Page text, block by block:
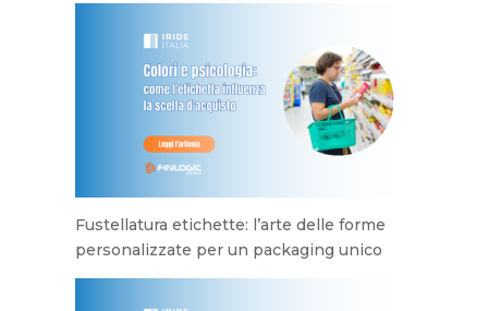
Fustellatura etichette: l’arte delle forme
personalizzate per un packaging unico